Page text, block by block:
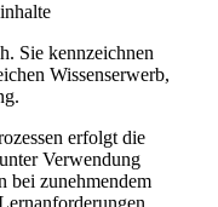
Sie kennzeichnen
Wissenserwerb,
erfolgt die
Verwendung
bei zunehmendem